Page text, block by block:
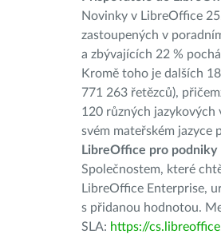
Novinky v LibreOffice
zastoupených v
a zbývajících 22 %
Kromě toho je dalších
771 263 řetězců),
120 různých
svém mateřském jazyce
LibreOffice pro podniky
Společnostem, které
LibreOffice Enterprise,
s přidanou hodnotou.
SLA: https://